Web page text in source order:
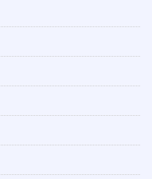
「小老闆大市集」愛心
國小跆拳道隊捷報連
厚培訓實力
拳道隊金光閃閃全國少
70週年校慶系列活動